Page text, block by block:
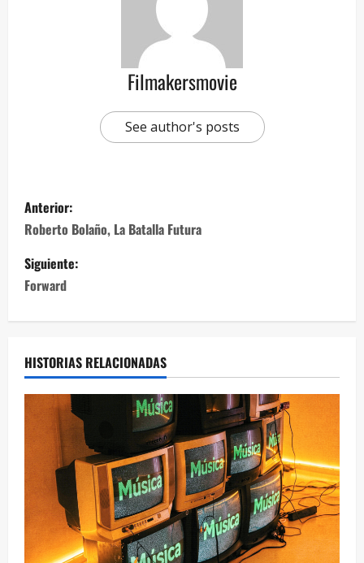
Filmakersmovie
See author's posts
Anterior:
Roberto Bolaño, La Batalla Futura
Siguiente:
Forward
HISTORIAS RELACIONADAS